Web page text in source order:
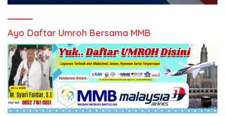
Ayo Daftar Umroh Bersama MMB